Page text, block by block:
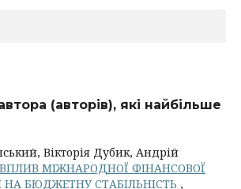
(авторів), які найбільше
Вікторія Дубик, Андрій
ВПЛИВ МІЖНАРОДНОЇ ФІНАНСОВОЇ
БЮДЖЕТНУ СТАБІЛЬНІСТЬ ,